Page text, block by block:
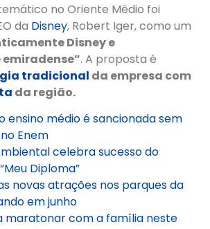
no Oriente Médio foi
da Disney, Robert Iger, como um
Disney e
. A proposta é
tradicional da empresa com
da região.
ensino médio é sancionada sem
Enem
celebra sucesso do
Diploma”
novas atrações nos parques da
em junho
maratonar com a família neste